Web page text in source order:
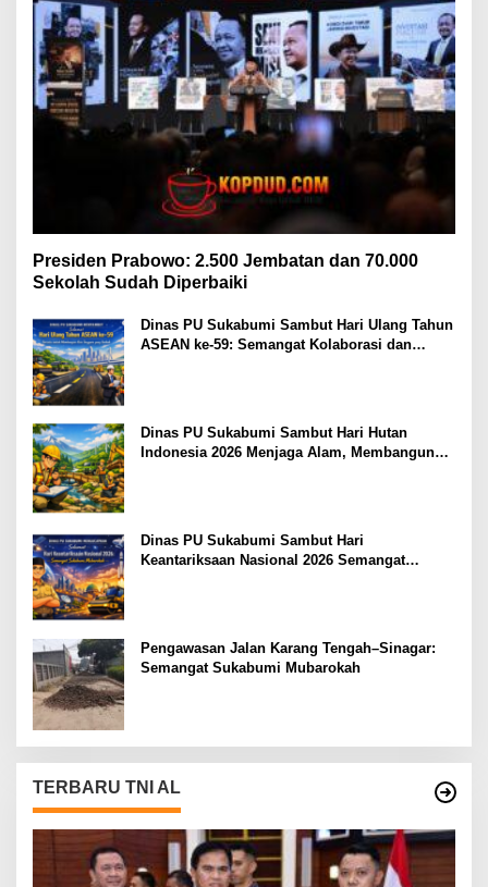
Presiden Prabowo: 2.500 Jembatan dan 70.000
Sekolah Sudah Diperbaiki
Dinas PU Sukabumi Sambut Hari Ulang Tahun
ASEAN ke-59: Semangat Kolaborasi dan
Dinas PU Sukabumi Sambut Hari Hutan
Indonesia 2026 Menjaga Alam, Membangun
Dinas PU Sukabumi Sambut Hari
Keantariksaan Nasional 2026 Semangat
Pengawasan Jalan Karang Tengah–Sinagar:
Semangat Sukabumi Mubarokah
TERBARU TNI AL